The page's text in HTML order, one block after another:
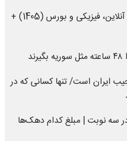
از کجا نقره بخریم؟ مقایسه خرید نقره آنلاین، فیزیکی و بورس (1405) +
ایران است/ تنها کسانی که در
کالابرگ الکترونیکی مرداد ۱۴۰۵ در سه نوبت | مبلغ کدام دهک‌ها